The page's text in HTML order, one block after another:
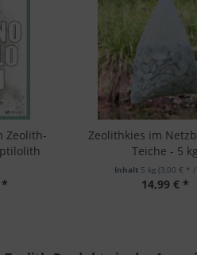
Zeolith-
*
Zeolithkies im
Teiche - 5 kg
Inhalt 5 kg (3,00 € * /
14,99 € *